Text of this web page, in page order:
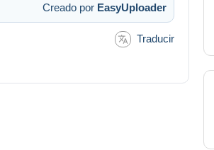
Creado por EasyUploader
Traducir